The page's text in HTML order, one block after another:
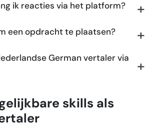
ik reacties via het platform?
een opdracht te plaatsen?
German vertaler via
skills als